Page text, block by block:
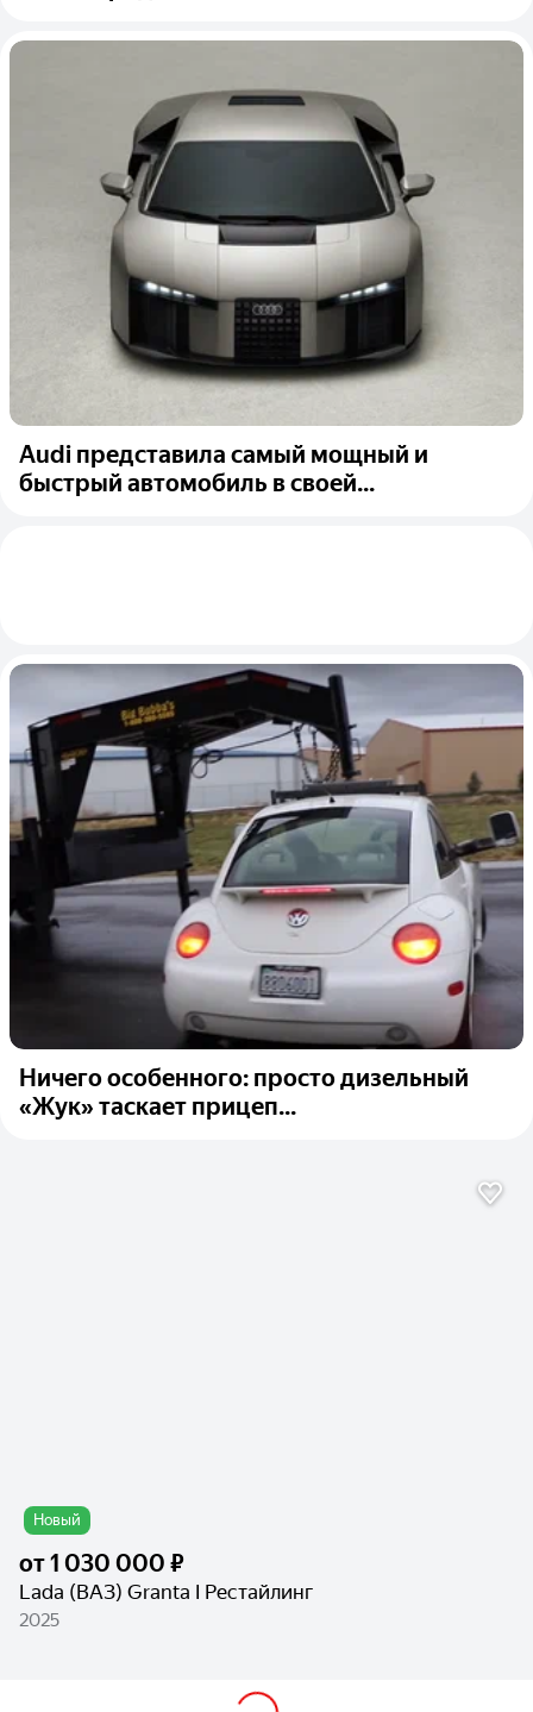
Audi представила самый мощный и
быстрый автомобиль в своей...
Ничего особенного: просто дизельный
«Жук» таскает прицеп...
Новый
от1 030 000 ₽
Lada (ВАЗ) Granta I Рестайлинг
2025